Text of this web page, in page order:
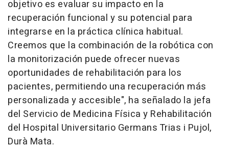
objetivo es evaluar su impacto en la
recuperación funcional y su potencial para
integrarse en la práctica clínica habitual.
Creemos que la combinación de la robótica con
la monitorización puede ofrecer nuevas
oportunidades de rehabilitación para los
pacientes, permitiendo una recuperación más
personalizada y accesible", ha señalado la jefa
del Servicio de Medicina Física y Rehabilitación
del Hospital Universitario Germans Trias i Pujol,
Durà Mata.